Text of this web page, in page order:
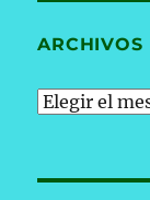
ARCHIVOS
Archivos